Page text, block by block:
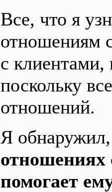
Все, что я
отношениям
с
поскольку
отношений.
Я
отношениях
помогает